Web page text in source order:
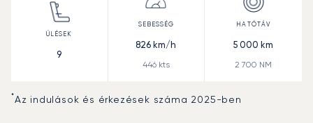
9
826 km/h
446kts
5 000 km
2 700 NM
*Az indulások és érkezések száma 2025-ben